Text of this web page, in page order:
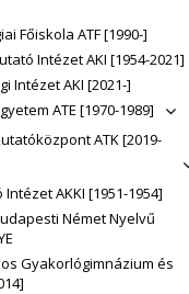
Főiskola ATF [1990-]
Intézet AKI [1954-2021]
Intézet AKI [2021-]
ATE [1970-1989]
ATK [2019-
AKKI [1951-1954]
Német Nyelvű
Gyakorlógimnázium és